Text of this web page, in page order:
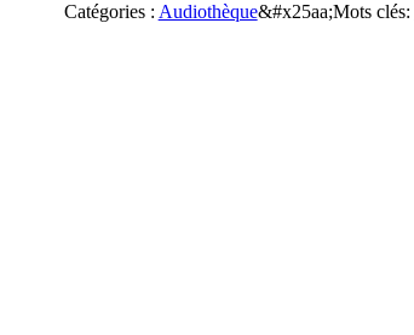
Catégories : Audiothèque&#x25aa;Mots clés: